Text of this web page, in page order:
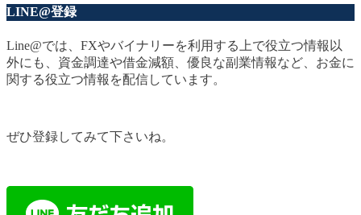
LINE@登録
Line@では、FXやバイナリーを利用する上で役立つ情報以
外にも、資金調達や借金減額、優良な副業情報など、お金に
関する役立つ情報を配信しています。
ぜひ登録してみて下さいね。